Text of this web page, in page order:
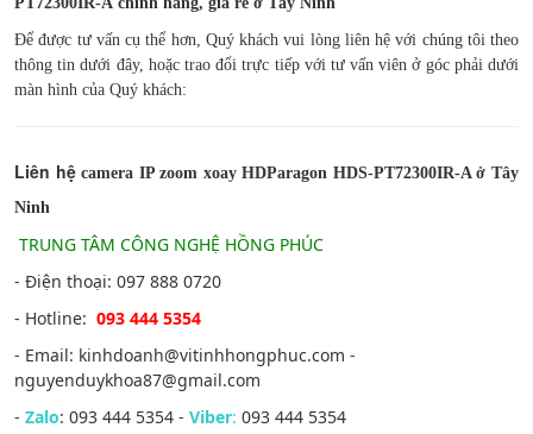
Để được tư vấn cụ thể hơn, Quý khách vui lòng liên hệ với chúng tôi theo
thông tin dưới đây, hoặc trao đổi trực tiếp với tư vấn viên ở góc phải dưới
màn hình của Quý khách:
Liên hệcamera IP zoom xoay HDParagon HDS-PT72300IR-A ở Tây
Ninh
TRUNG TÂM CÔNG NGHỆ HỒNG PHÚC
- Điện thoại: 097 888 0720
- Hotline: 093 444 5354
- Email: kinhdoanh@vitinhhongphuc.com -
nguyenduykhoa87@gmail.com
- Zalo: 093 444 5354 - Viber: 093 444 5354